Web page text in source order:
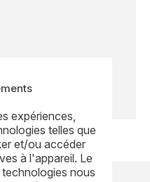
expériences,
telles que
et/ou accéder
à l'appareil. Le
nous
clients.